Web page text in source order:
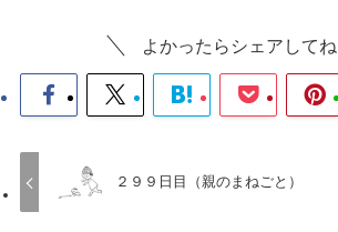
よかったらシェアしてね
２９９日目（親のまねごと）